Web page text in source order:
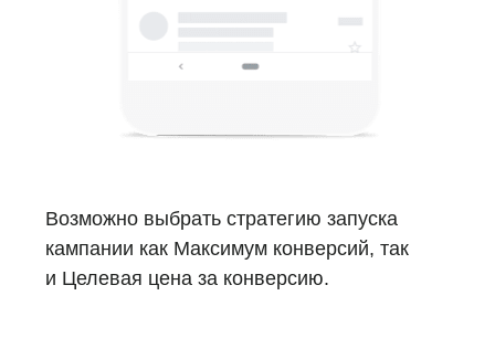
Возможно выбрать стратегию запуска
кампании как Максимум конверсий, так
и Целевая цена за конверсию.